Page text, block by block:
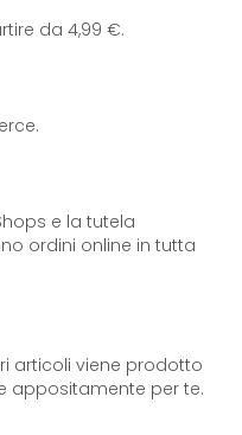
da 4,99 €.
e la tutela
ordini online in tutta
articoli viene prodotto
appositamente per te.